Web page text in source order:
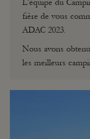
L’équipe du
fière de vous
ADAC 2023.
Nous avons
les meilleurs